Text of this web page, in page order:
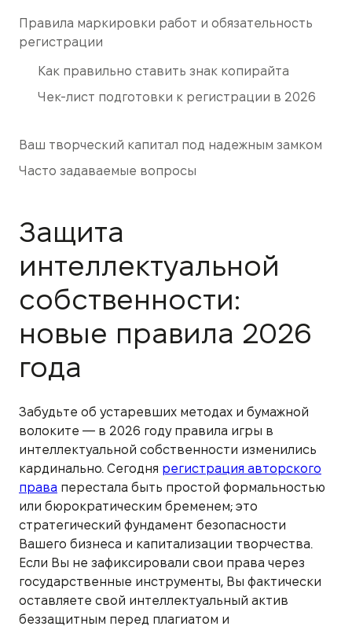
Правила маркировки работ и обязательность
регистрации
Как правильно ставить знак копирайта
Чек-лист подготовки к регистрации в 2026
Ваш творческий капитал под надежным замком
Часто задаваемые вопросы
Защита
интеллектуальной
собственности:
новые правила 2026
года
Забудьте об устаревших методах и бумажной
волоките — в 2026 году правила игры в
интеллектуальной собственности изменились
кардинально. Сегодня регистрация авторского
права перестала быть простой формальностью
или бюрократическим бременем; это
стратегический фундамент безопасности
Вашего бизнеса и капитализации творчества.
Если Вы не зафиксировали свои права через
государственные инструменты, Вы фактически
оставляете свой интеллектуальный актив
беззащитным перед плагиатом и